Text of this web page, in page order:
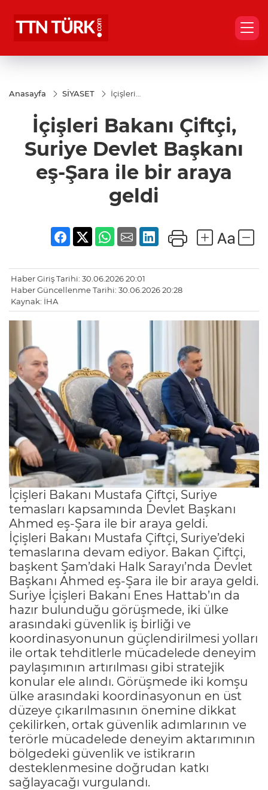
Anasayfa SİYASET
İçişleri
Suriye
Devlet
Başkanı
eş-Şara
araya
geldi
İçişleri Bakanı Çiftçi,
Suriye Devlet Başkanı
eş-Şara ile bir araya
geldi
Haber Giriş Tarihi: 30.06.2026 20:01
Haber Güncellenme Tarihi: 30.06.2026 20:28
Kaynak: İHA
İçişleri Bakanı Mustafa Çiftçi, Suriye
temasları kapsamında Devlet Başkanı
Ahmed eş-Şara ile bir araya geldi.
İçişleri Bakanı Mustafa Çiftçi, Suriye’deki
temaslarına devam ediyor. Bakan Çiftçi,
başkent Şam’daki Halk Sarayı’nda Devlet
Başkanı Ahmed eş-Şara ile bir araya geldi.
Suriye İçişleri Bakanı Enes Hattab’ın da
hazır bulunduğu görüşmede, iki ülke
arasındaki güvenlik iş birliği ve
koordinasyonunun güçlendirilmesi yolları
ile ortak tehditlerle mücadelede deneyim
paylaşımının artırılması gibi stratejik
konular ele alındı. Görüşmede iki komşu
ülke arasındaki koordinasyonun en üst
düzeye çıkarılmasının önemine dikkat
çekilirken, ortak güvenlik adımlarının ve
terörle mücadelede deneyim aktarımının
bölgedeki güvenlik ve istikrarın
desteklenmesine doğrudan katkı
sağlayacağı vurgulandı.